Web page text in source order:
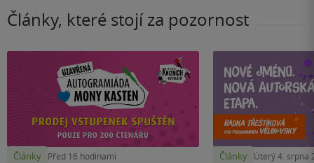
Články, které stojí za pozornost
Články Před 16 hodinami Články Úterý 4. srpna